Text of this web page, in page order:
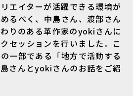
エイターが活躍できる環境が
るべく、中島さん、渡部さん
りのある革作家のyokiさんに
セッションを行いました。こ
一部である「地方で活動する
さんとyokiさんのお話をご紹